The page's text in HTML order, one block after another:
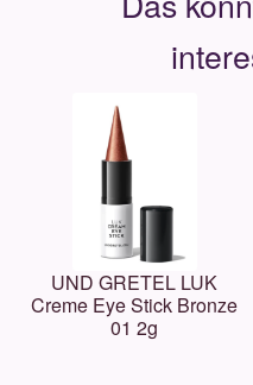
UND GRETEL LUK
Creme Eye Stick Bronze
01 2g